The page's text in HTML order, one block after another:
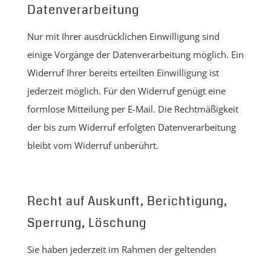
Datenverarbeitung
Nur mit Ihrer ausdrücklichen Einwilligung sind
einige Vorgänge der Datenverarbeitung möglich. Ein
Widerruf Ihrer bereits erteilten Einwilligung ist
jederzeit möglich. Für den Widerruf genügt eine
formlose Mitteilung per E-Mail. Die Rechtmäßigkeit
der bis zum Widerruf erfolgten Datenverarbeitung
bleibt vom Widerruf unberührt.
Recht auf Auskunft, Berichtigung,
Sperrung, Löschung
Sie haben jederzeit im Rahmen der geltenden